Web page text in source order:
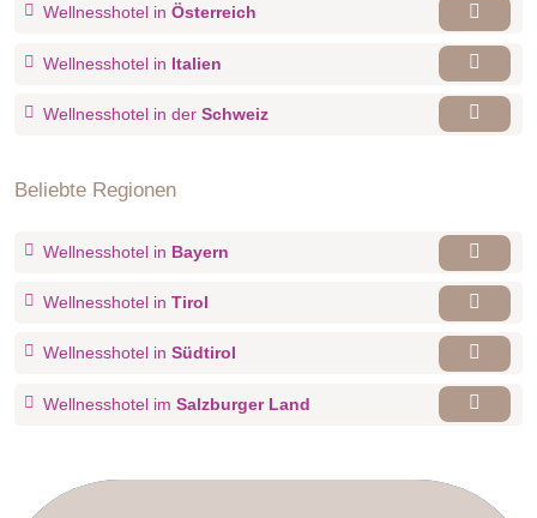
Wellnesshotel in Österreich
Wellnesshotel in Italien
Wellnesshotel in der Schweiz
Beliebte Regionen
Wellnesshotel in Bayern
Wellnesshotel in Tirol
Wellnesshotel in Südtirol
Wellnesshotel im Salzburger Land